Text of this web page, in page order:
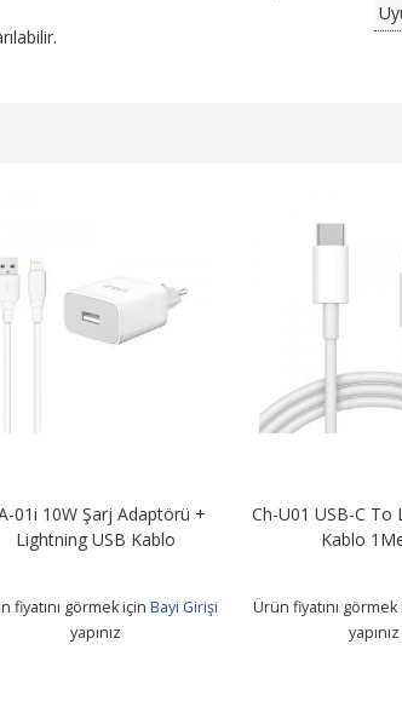
01i 10W Şarj Adaptörü +
Lightning USB Kablo
fiyatını görmek için Bayi Girişi
yapınız
Ch-U01 USB-C To
Kablo
Ürün fiyatını görmek
yapınız